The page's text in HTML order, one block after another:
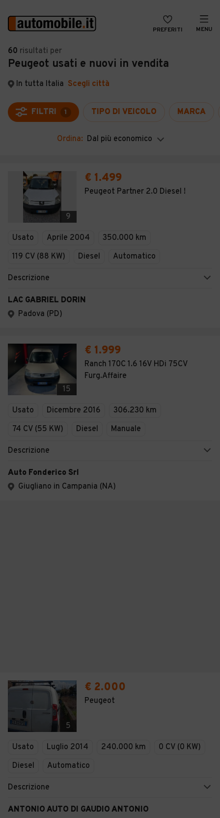
PREFERITI MENU
Auto
Auto usate
Auto Km 0
Auto Nuove
Noleggio a lungo termine
Moto
Camper
Veicoli Commerciali
VENDI
MAGAZINE
ACCEDI
60 risultati per
Peugeot usati e nuovi in vendita
In tutta Italia Scegli città
FILTRI 1 TIPO DI VEICOLO MARCA
Ordina: Dal più economico
9
€ 1.499
Peugeot Partner 2.0 Diesel !
Usato Aprile 2004
350.000 km
119 CV (88 KW)
Diesel Automatico
Descrizione
LAC GABRIEL DORIN
Padova (PD)
15
€ 1.999
Ranch 170C 1.6 16V HDi 75CV
Furg.Affaire
Usato Dicembre 2016
306.230 km
74 CV (55 KW)
Diesel Manuale
Descrizione
Auto Fonderico Srl
Giugliano in Campania (NA)
5
€ 2.000
Peugeot
Usato Luglio 2014 240.000 km
0 CV (0 KW)
Diesel
Automatico
Descrizione
ANTONIO AUTO DI GAUDIO ANTONIO